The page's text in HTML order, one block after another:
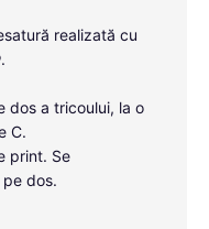
realizată cu
dos a tricoului, la o
C.
print. Se
dos.